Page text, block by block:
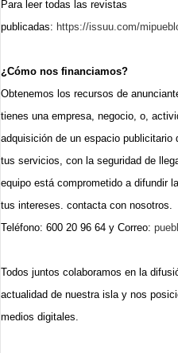
Para leer todas las revistas
publicadas: https://issuu.com/
¿Cómo nos financiamos?
Obtenemos los recursos de
tienes una empresa, negocio, o,
adquisición de un espacio
tus servicios, con la seguridad de
equipo está comprometido a difundir
tus intereses. contacta con nosotros.
Teléfono: 600 20 96 64 y Correo:
Todos juntos colaboramos en la
actualidad de nuestra isla y nos
medios digitales.